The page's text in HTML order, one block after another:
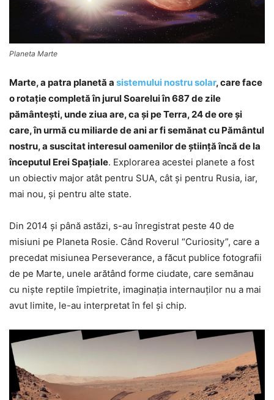
Planeta Marte
Marte, a patra planetă a sistemului nostru solar, care face
o rotaţie completă în jurul Soarelui în 687 de zile
pământeşti, unde ziua are, ca şi pe Terra, 24 de ore şi
care, în urmă cu miliarde de ani ar fi semănat cu Pământul
nostru, a suscitat interesul oamenilor de ştiinţă încă de la
începutul Erei Spaţiale. Explorarea acestei planete a fost
un obiectiv major atât pentru SUA, cât şi pentru Rusia, iar,
mai nou, şi pentru alte state.
Din 2014 şi până astăzi, s-au înregistrat peste 40 de
misiuni pe Planeta Rosie. Când Roverul “Curiosity”, care a
precedat misiunea Perseverance, a făcut publice fotografii
de pe Marte, unele arătând forme ciudate, care semănau
cu nişte reptile împietrite, imaginaţia internauţilor nu a mai
avut limite, le-au interpretat în fel şi chip.